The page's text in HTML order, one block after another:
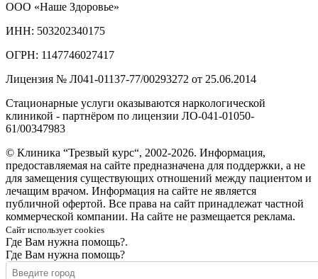
ООО «Наше Здоровье»
ИНН: 503202340175
ОГРН: 1147746027417
Лицензия № Л041-01137-77/00293272 от 25.06.2014
Стационарные услуги оказываются наркологической
клиникой - партнёром по лицензии ЛО-041-01050-
61/00347983
© Клиника “Трезвый курс“, 2002-2026. Информация,
предоставляемая на сайте предназначена для поддержки, а не
для замещения существующих отношений между пациентом и
лечащим врачом. Информация на сайте не является
публичной офертой. Все права на сайт принадлежат частной
коммерческой компании. На сайте не размещается реклама.
Сайт использует cookies
Где Вам нужна помощь?.
Где Вам нужна помощь?